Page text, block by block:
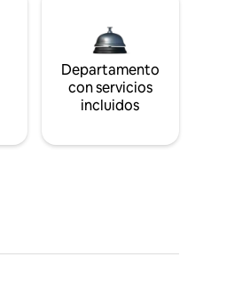
Departamento
con servicios
incluidos